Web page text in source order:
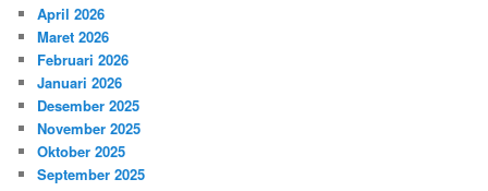
April 2026
Maret 2026
Februari 2026
Januari 2026
Desember 2025
November 2025
Oktober 2025
September 2025